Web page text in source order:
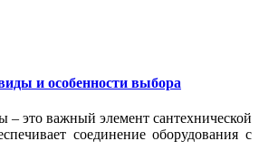
и особенности выбора
– это важный элемент сантехнической
соединение оборудования с